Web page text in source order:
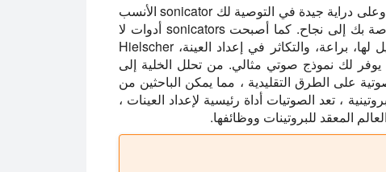
موظفينا الفنيين هم خبراء في الموجات فوق الصوتية وعلى دراية جيدة في التوصية لك sonicator الأنسب
التي تلبي الاحتياجات الخاصة بك ويحول البحوث الخاصة بك إلى نجاح. كما أصبحت sonicators أدوات لا
غنى عنها في البحوث البروتينية، وتقديم كفاءة لا مثيل لها، براعة، والتكاثر في إعداد العينة، Hielscher
يوفر لك نموذج صوتي مثالي. من تحلل الخلية إلى
على الطرق التقليدية ، مما يمكن الباحثين من
، تعد الصوتيات أداة رئيسية لإعداد العينات ،
المعقد للبروتينات ووظائفها.